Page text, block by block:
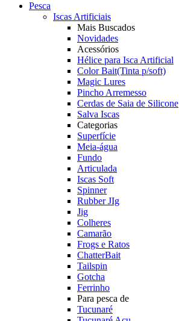
Pesca
Iscas Artificiais
Mais Buscados
Novidades
Acessórios
Hélice para Isca Artificial
Color Bait(Tinta p/soft)
Magic Lures
Pincho Arremesso
Cerdas de Saia de Silicone
Salva Iscas
Categorias
Superfície
Meia-água
Fundo
Articulada
Iscas Soft
Spinner
Rubber JIg
Jig
Colheres
Camarão
Frogs e Ratos
ChatterBait
Tailspin
Gotcha
Ferrinho
Para pesca de
Tucunaré